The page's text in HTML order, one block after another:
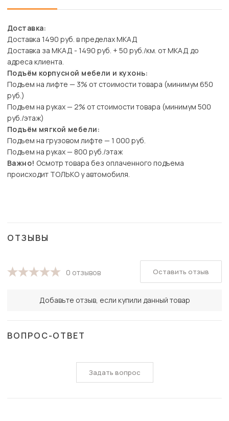
Доставка:
Доставка 1490 руб. в пределах МКАД
Доставка за МКАД - 1490 руб. + 50 руб./км. от МКАД до
адреса клиента.
Подъём корпусной мебели и кухонь:
Подъем на лифте — 3% от стоимости товара (минимум 650
руб.)
Подъем на руках — 2% от стоимости товара (минимум 500
руб./этаж)
Подъём мягкой мебели:
Подъем на грузовом лифте — 1 000 руб.
Подъем на руках — 800 руб./этаж
Важно! Осмотр товара без оплаченного подъема
происходит ТОЛЬКО у автомобиля.
ОТЗЫВЫ
0 отзывов
Добавьте отзыв, если купили данный товар
Оставить отзыв
ВОПРОС-ОТВЕТ
Задать вопрос